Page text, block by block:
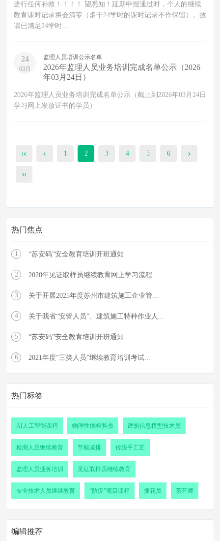
进行任何补救！！！！ 望悉知！延期申报通过时，个人的继续
教育课时记录将会清零（多于24学时的课时记录不作保留）。故
请已满足24学时...
24
03月
监理人员培训公示名单
2026年监理人员业务培训完成名单公示（2026
年03月24日）
2026年监理人员业务培训完成名单公示（截止到2026年03月24日
学习网上发放证书的学员）
1 2 3 4 5 6
热门焦点
1 “苏安码”安全教育培训开班通知
2 2020年见证取样员继续教育网上学习流程
3 关于开展2025年度苏州市建筑施工企业管...
4 关于我省“安管人员”、建筑施工特种作业人...
5 “苏安码”安全教育培训开班通知
6 2021年度“三类人员”继续教育培训考试...
热门标签
AI人工智能课程 物理性能检验员 建筑信息模型技术员
检测人员继续教育 节能减排 传统手工艺
监理人员业务培训 见证取样员继续教育
专业技术人员继续教育 “防疫”项目课程 插花员 茶艺师
编辑推荐